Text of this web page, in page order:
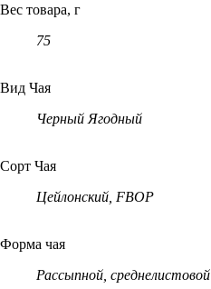
Вес товара, г
75
Вид Чая
Черный Ягодный
Сорт Чая
Цейлонский, FBOP
Форма чая
Рассыпной, среднелистовой